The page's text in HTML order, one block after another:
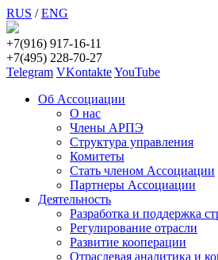
RUS /ENG
+7(916) 917-16-11
+7(495) 228-70-27
Telegram VKontakteYouTube
Об Ассоциации
О нас
Члены АРПЭ
Структура управления
Комитеты
Стать членом Ассоциации
Партнеры Ассоциации
Деятельность
Разработка и поддержка
Регулирование отрасли
Развитие кооперации
Отраслевая аналитика и